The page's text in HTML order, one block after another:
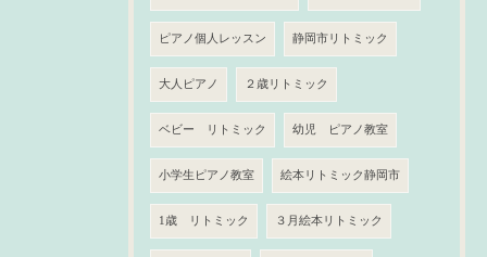
ピアノ個人レッスン 静岡市リトミック
大人ピアノ ２歳リトミック
ベビー リトミック 幼児 ピアノ教室
小学生ピアノ教室 絵本リトミック静岡市
1歳 リトミック ３月絵本リトミック